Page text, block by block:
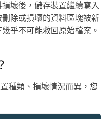
壞後，儲存裝置繼續寫入
除或損壞的資料區塊被新
乎不可能救回原始檔案。
種類、損壞情況而異，您